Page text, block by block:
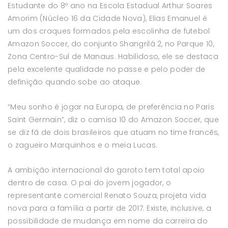
Estudante do 8º ano na Escola Estadual Arthur Soares
Amorim (Núcleo 16 da Cidade Nova), Elias Emanuel é
um dos craques formados pela escolinha de futebol
Amazon Soccer, do conjunto Shangrilá 2, no Parque 10,
Zona Centro-Sul de Manaus. Habilidoso, ele se destaca
pela excelente qualidade no passe e pelo poder de
definição quando sobe ao ataque.
“Meu sonho é jogar na Europa, de preferência no Paris
Saint Germain”, diz o camisa 10 do Amazon Soccer, que
se diz fã de dois brasileiros que atuam no time francês,
o zagueiro Marquinhos e o meia Lucas.
A ambição internacional do garoto tem total apoio
dentro de casa. O pai do jovem jogador, o
representante comercial Renato Souza, projeta vida
nova para a família a partir de 2017. Existe, inclusive, a
possibilidade de mudança em nome da carreira do